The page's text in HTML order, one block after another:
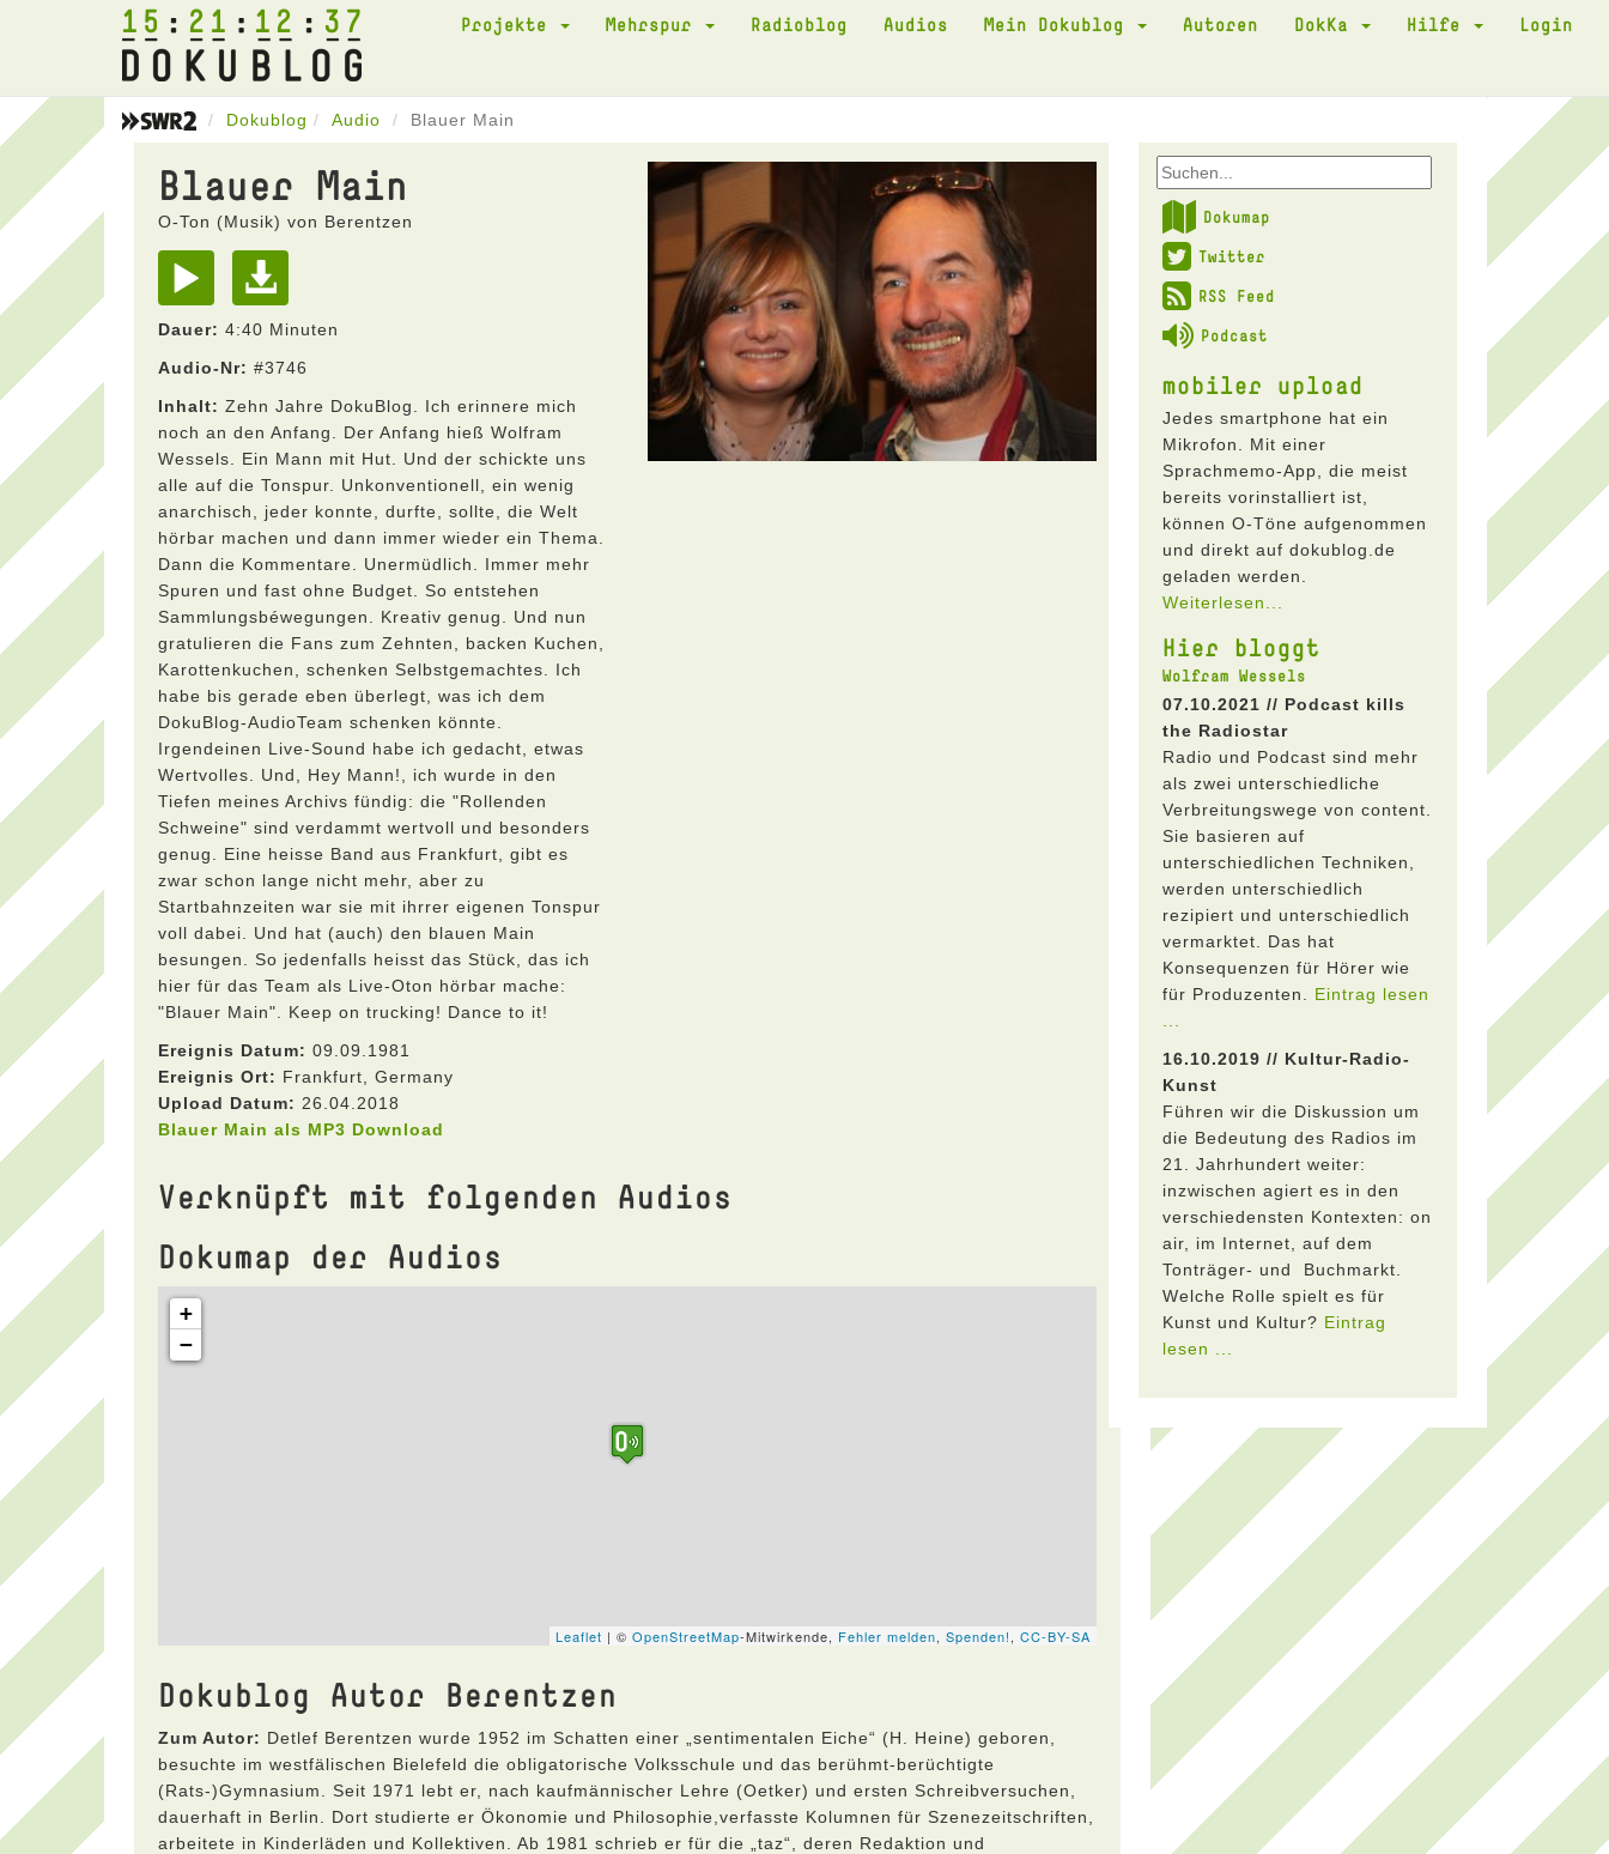
15 21 12 37 Projekte Mehrspur Radioblog Audios Mein Dokublog Autoren DokKa Hilfe Login
Dokublog Audio Blauer Main
Blauer Main
O-Ton (Musik) von Berentzen
Dauer: 4:40 Minuten
Audio-Nr: #3746
Inhalt: Zehn Jahre DokuBlog. Ich erinnere mich
noch an den Anfang. Der Anfang hieß Wolfram
Wessels. Ein Mann mit Hut. Und der schickte uns
alle auf die Tonspur. Unkonventionell, ein wenig
anarchisch, jeder konnte, durfte, sollte, die Welt
hörbar machen und dann immer wieder ein Thema.
Dann die Kommentare. Unermüdlich. Immer mehr
Spuren und fast ohne Budget. So entstehen
Sammlungsbéwegungen. Kreativ genug. Und nun
gratulieren die Fans zum Zehnten, backen Kuchen,
Karottenkuchen, schenken Selbstgemachtes. Ich
habe bis gerade eben überlegt, was ich dem
DokuBlog-AudioTeam schenken könnte.
Irgendeinen Live-Sound habe ich gedacht, etwas
Wertvolles. Und, Hey Mann!, ich wurde in den
Tiefen meines Archivs fündig: die "Rollenden
Schweine" sind verdammt wertvoll und besonders
genug. Eine heisse Band aus Frankfurt, gibt es
zwar schon lange nicht mehr, aber zu
Startbahnzeiten war sie mit ihrrer eigenen Tonspur
voll dabei. Und hat (auch) den blauen Main
besungen. So jedenfalls heisst das Stück, das ich
hier für das Team als Live-Oton hörbar mache:
"Blauer Main". Keep on trucking! Dance to it!
Ereignis Datum: 09.09.1981
Ereignis Ort: Frankfurt, Germany
Upload Datum: 26.04.2018
Blauer Main als MP3 Download
Verknüpft mit folgenden Audios
Dokumap der Audios
Dokublog Autor Berentzen
Zum Autor: Detlef Berentzen wurde 1952 im Schatten einer „sentimentalen Eiche“ (H. Heine) geboren,
besuchte im westfälischen Bielefeld die obligatorische Volksschule und das berühmt-berüchtigte
(Rats-)Gymnasium. Seit 1971 lebt er, nach kaufmännischer Lehre (Oetker) und ersten Schreibversuchen,
dauerhaft in Berlin. Dort studierte er Ökonomie und Philosophie,verfasste Kolumnen für Szenezeitschriften,
arbeitete in Kinderläden und Kollektiven. Ab 1981 schrieb er für die „taz“, deren Redaktion und
Dokumap
Twitter
RSS Feed
Podcast
mobiler upload
Jedes smartphone hat ein
Mikrofon. Mit einer
Sprachmemo-App, die meist
bereits vorinstalliert ist,
können O-Töne aufgenommen
und direkt auf dokublog.de
geladen werden.
Weiterlesen...
Hier bloggt
Wolfram Wessels
07.10.2021 // Podcast kills
the Radiostar
Radio und Podcast sind mehr
als zwei unterschiedliche
Verbreitungswege von content.
Sie basieren auf
unterschiedlichen Techniken,
werden unterschiedlich
rezipiert und unterschiedlich
vermarktet. Das hat
Konsequenzen für Hörer wie
für Produzenten. Eintrag lesen
16.10.2019 // Kultur-Radio-
Kunst
Führen wir die Diskussion um
die Bedeutung des Radios im
21. Jahrhundert weiter:
inzwischen agiert es in den
verschiedensten Kontexten: on
air, im Internet, auf dem
Tonträger- und Buchmarkt.
Welche Rolle spielt es für
Kunst und Kultur? Eintrag
lesen ...